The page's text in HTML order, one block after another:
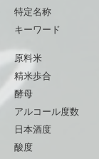
特定名称
キーワード
原料米
精米歩合
酵母
アルコール度数
日本酒度
酸度